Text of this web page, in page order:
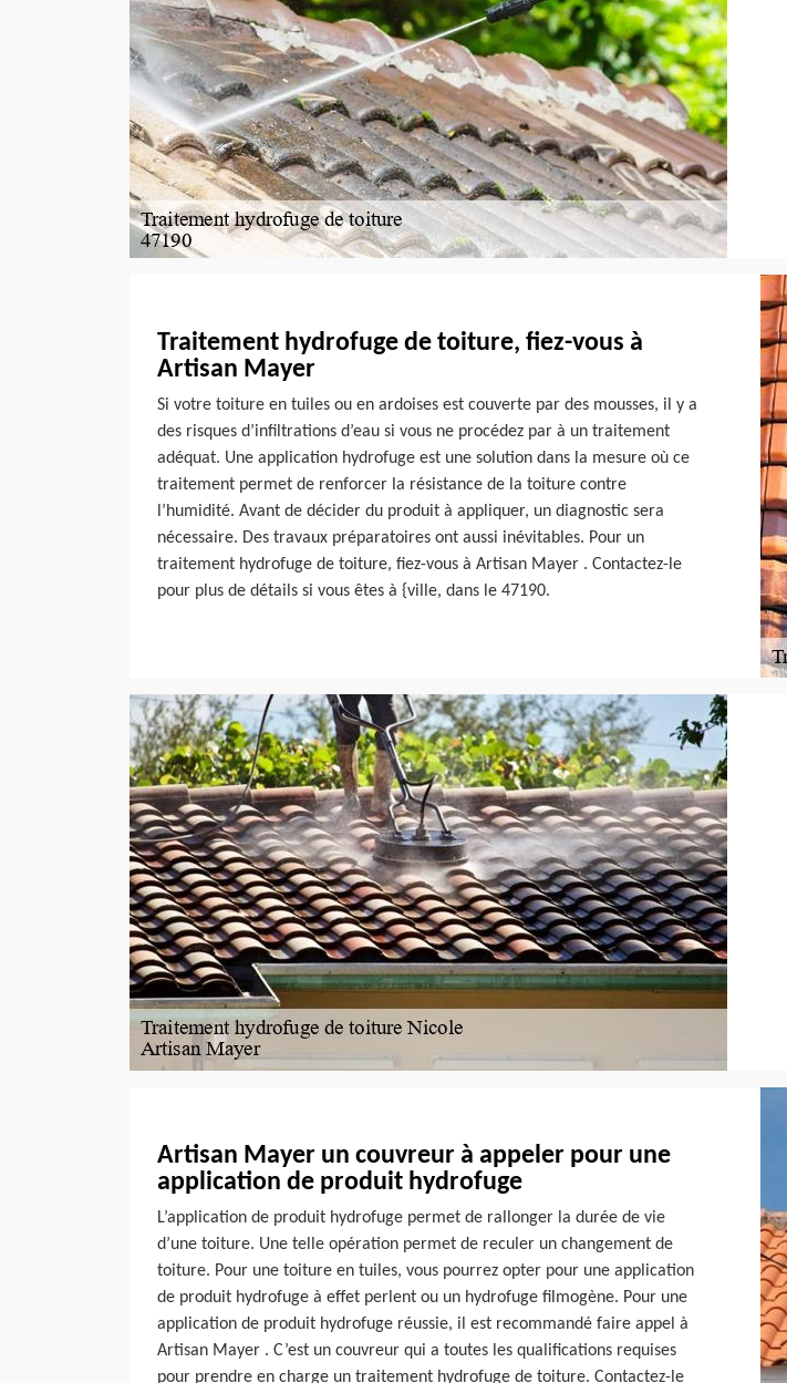
Traitement hydrofuge de toiture, fiez-vous à
Artisan Mayer
Si votre toiture en tuiles ou en ardoises est couverte par des mousses, il y a
des risques d’infiltrations d’eau si vous ne procédez par à un traitement
adéquat. Une application hydrofuge est une solution dans la mesure où ce
traitement permet de renforcer la résistance de la toiture contre
l’humidité. Avant de décider du produit à appliquer, un diagnostic sera
nécessaire. Des travaux préparatoires ont aussi inévitables. Pour un
traitement hydrofuge de toiture, fiez-vous à Artisan Mayer . Contactez-le
pour plus de détails si vous êtes à {ville, dans le 47190.
Artisan Mayer un couvreur à appeler pour une
application de produit hydrofuge
L’application de produit hydrofuge permet de rallonger la durée de vie
d’une toiture. Une telle opération permet de reculer un changement de
toiture. Pour une toiture en tuiles, vous pourrez opter pour une application
de produit hydrofuge à effet perlent ou un hydrofuge filmogène. Pour une
application de produit hydrofuge réussie, il est recommandé faire appel à
Artisan Mayer . C’est un couvreur qui a toutes les qualifications requises
pour prendre en charge un traitement hydrofuge de toiture. Contactez-le